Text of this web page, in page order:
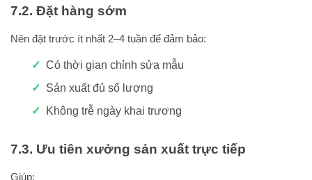
7.2. Đặt hàng sớm
Nên đặt trước ít nhất 2–4 tuần để đảm bảo:
Có thời gian chỉnh sửa mẫu
Sản xuất đủ số lượng
Không trễ ngày khai trương
7.3. Ưu tiên xưởng sản xuất trực tiếp
Giúp: